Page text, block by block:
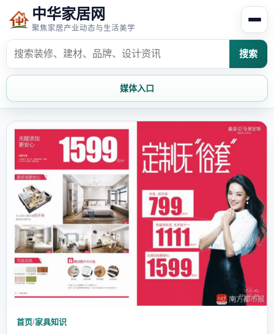
中华家居网
聚焦家居产业动态与生活美学
搜索
媒体入口
首页
家居风水 家居欣赏
时尚饰家 装修设计
家具知识 家居文化
家装攻略 创意家居
首页/家具知识